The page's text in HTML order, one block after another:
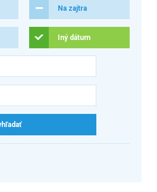
Na zajtra
Iný dátum